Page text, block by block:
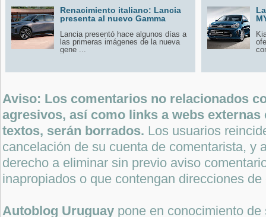
Renacimiento italiano: Lancia
presenta al nuevo Gamma
Lancia presentó hace algunos días a
las primeras imágenes de la nueva
gene ...
Aviso: Los comentarios no relacionados
agresivos, así como links a webs
textos, serán borrados. Los usuarios
cancelación de su cuenta de comentarista, y
derecho a eliminar sin previo aviso
inapropiados o que contengan direcciones
Autoblog Uruguay pone en conocimiento